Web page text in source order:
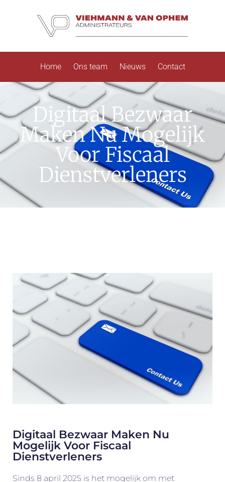
Home Ons team Nieuws Contact
Digitaal Bezwaar
Maken Nu Mogelijk
Voor Fiscaal
Dienstverleners
Digitaal Bezwaar Maken Nu
Mogelijk Voor Fiscaal
Dienstverleners
Sinds 8 april 2025 is het mogelijk om met